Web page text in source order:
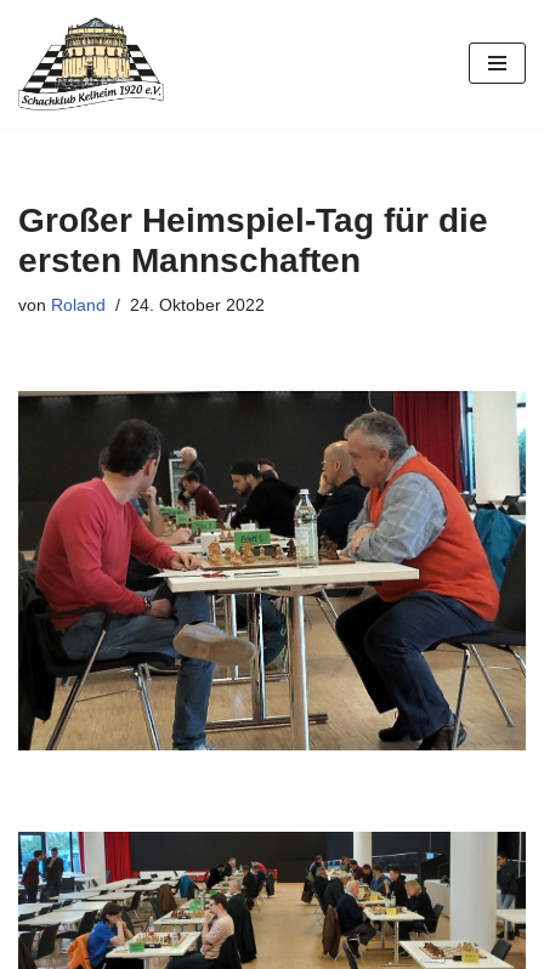
Zum
Inhalt
Großer Heimspiel-Tag für die
ersten Mannschaften
von Roland 24. Oktober 2022